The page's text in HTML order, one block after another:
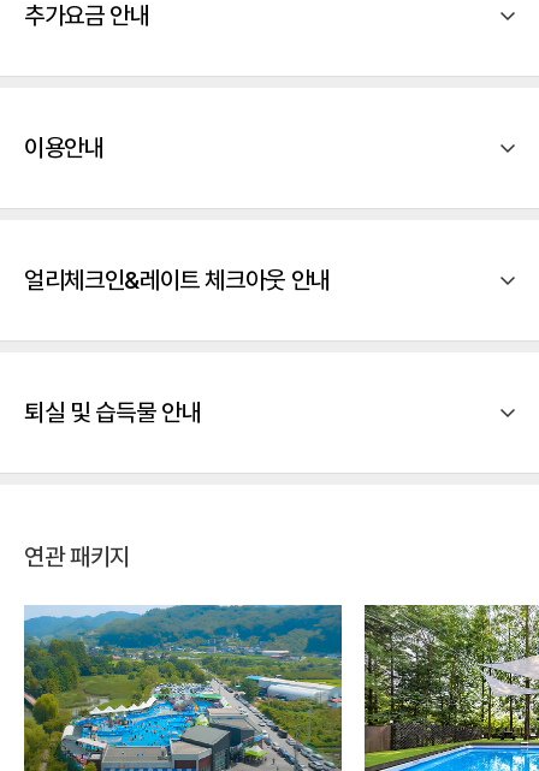
추가요금 안내
이용안내
얼리체크인&레이트 체크아웃 안내
퇴실 및 습득물 안내
연관 패키지